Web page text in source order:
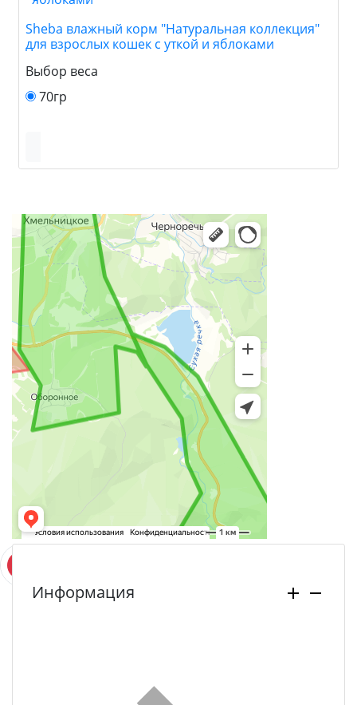
Sheba влажный корм "Натуральная коллекция"
для взрослых кошек с уткой и яблоками
Выбор веса
70гр
Информация